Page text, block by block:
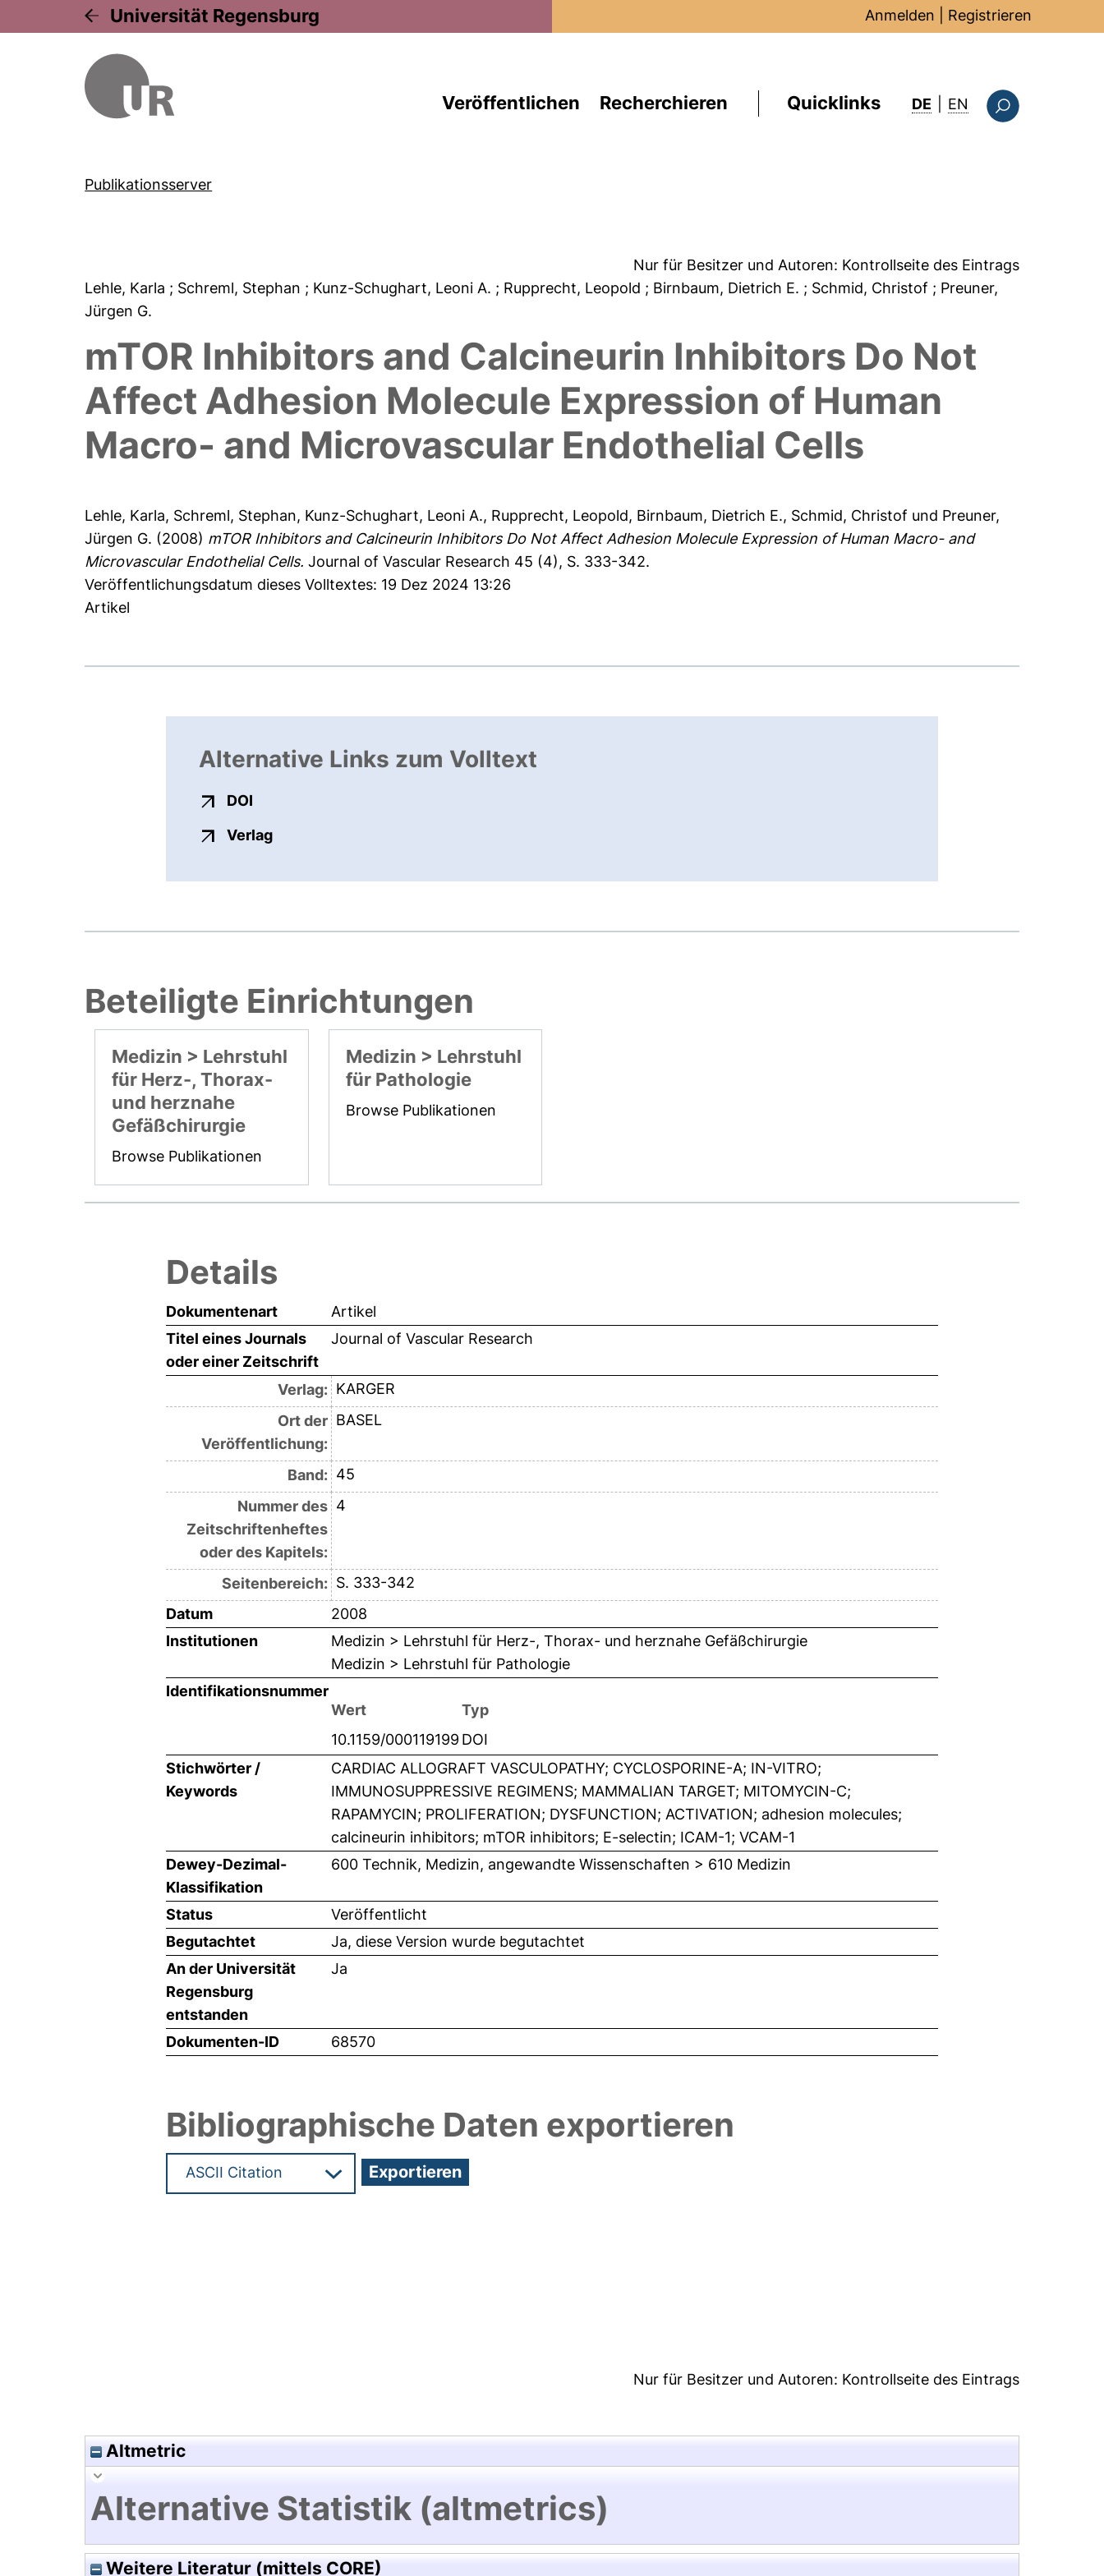
Universität Regensburg Anmelden Registrieren
Veröffentlichen Recherchieren Quicklinks DE EN : this page in
Publikationsserver
Nur für Besitzer und Autoren: Kontrollseite des Eintrags
Lehle, Karla ; Schreml, Stephan ; Kunz-Schughart, Leoni A. ; Rupprecht, Leopold ; Birnbaum, Dietrich E. ; Schmid, Christof ; Preuner,
Jürgen G.
mTOR Inhibitors and Calcineurin Inhibitors Do Not
Affect Adhesion Molecule Expression of Human
Macro- and Microvascular Endothelial Cells
Lehle, Karla, Schreml, Stephan, Kunz-Schughart, Leoni A., Rupprecht, Leopold, Birnbaum, Dietrich E., Schmid, Christof und Preuner,
Jürgen G. (2008) mTOR Inhibitors and Calcineurin Inhibitors Do Not Affect Adhesion Molecule Expression of Human Macro- and
Microvascular Endothelial Cells. Journal of Vascular Research 45 (4), S. 333-342.
Veröffentlichungsdatum dieses Volltextes: 19 Dez 2024 13:26
Artikel
Alternative Links zum Volltext
DOI
Verlagexterner Link, öffnet neues Fenster
Beteiligte Einrichtungen
Medizin > Lehrstuhl
für Herz-, Thorax-
und herznahe
Gefäßchirurgie
Browse Publikationen
Medizin > Lehrstuhl
für Pathologie
Browse Publikationen
Details
Dokumentenart
Artikel
Titel eines Journals
oder einer Zeitschrift
Journal of Vascular Research
Verlag: KARGER
Ort der
Veröffentlichung:
BASEL
Band: 45
Nummer des
Zeitschriftenheftes
oder des Kapitels:
4
Seitenbereich: S. 333-342
Datum
2008
Institutionen
Medizin > Lehrstuhl für Herz-, Thorax- und herznahe Gefäßchirurgie
Medizin > Lehrstuhl für Pathologie
Identifikationsnummer
Wert
Typ
10.1159/000119199 DOI
Stichwörter /
Keywords
CARDIAC ALLOGRAFT VASCULOPATHY; CYCLOSPORINE-A; IN-VITRO;
IMMUNOSUPPRESSIVE REGIMENS; MAMMALIAN TARGET; MITOMYCIN-C;
RAPAMYCIN; PROLIFERATION; DYSFUNCTION; ACTIVATION; adhesion molecules;
calcineurin inhibitors; mTOR inhibitors; E-selectin; ICAM-1; VCAM-1
Dewey-Dezimal-
Klassifikation
600 Technik, Medizin, angewandte Wissenschaften > 610 Medizin
Status
Veröffentlicht
Begutachtet
Ja, diese Version wurde begutachtet
An der Universität
Regensburg
entstanden
Ja
Dokumenten-ID 68570
Bibliographische Daten exportieren
Nur für Besitzer und Autoren: Kontrollseite des Eintrags
Altmetric
Alternative Statistik (altmetrics)
Weitere Literatur (mittels CORE)